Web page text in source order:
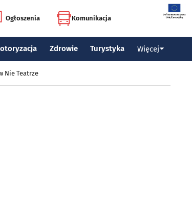
Ogłoszenia Komunikacja
Zdrowie Turystyka Więcej
Nie Teatrze